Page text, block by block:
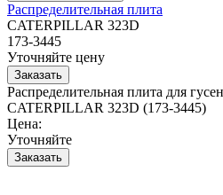
Распределительная плита
CATERPILLAR 323D
173-3445
Уточняйте цену
Распределительная плита для
CATERPILLAR 323D (173-3445)
Цена:
Уточняйте